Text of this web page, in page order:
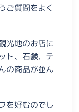
ご質問をよく
光地のお店に
ト、石鹸、テ
の商品が並ん
を好むのでし